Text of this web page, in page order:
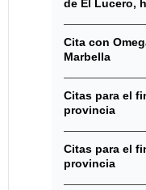
de El Lucero,
Cita con
Marbella
Citas para el
provincia
Citas para el
provincia